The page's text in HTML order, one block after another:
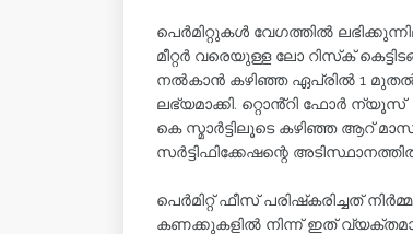
പെര്‍മിറ്റുകള്‍ വേഗത്തില്‍
മീറ്റര്‍ വരെയുള്ള ലോ റിസ്‌ക്
നല്‍കാന്‍ കഴിഞ്ഞ ഏപ്രില്‍ 1
ലഭ്യമാക്കി. റ്റൊൻ്റി ഫോർ ന്യൂസ്
കെ സ്മാര്‍ട്ടിലൂടെ കഴിഞ്ഞ ആറ്
സര്‍ട്ടിഫിക്കേഷന്റെ
പെര്‍മിറ്റ് ഫീസ് പരിഷ്‌കരിച്ചത്
കണക്കുകളില്‍ നിന്ന് ഇത്